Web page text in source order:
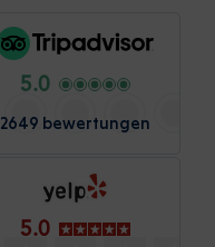
5.0
2649 bewertungen
5.0